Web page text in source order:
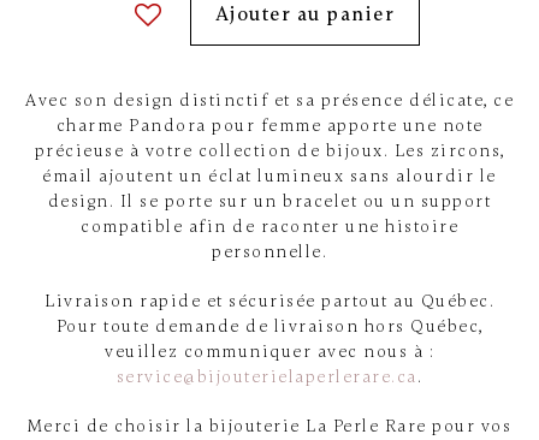
Ajouter au panier
Avec son design distinctif et sa présence délicate, ce
charme Pandora pour femme apporte une note
précieuse à votre collection de bijoux. Les zircons,
émail ajoutent un éclat lumineux sans alourdir le
design. Il se porte sur un bracelet ou un support
compatible afin de raconter une histoire
personnelle.
Livraison rapide et sécurisée partout au Québec.
Pour toute demande de livraison hors Québec,
veuillez communiquer avec nous à :
service@bijouterielaperlerare.ca.
Merci de choisir la bijouterie La Perle Rare pour vos